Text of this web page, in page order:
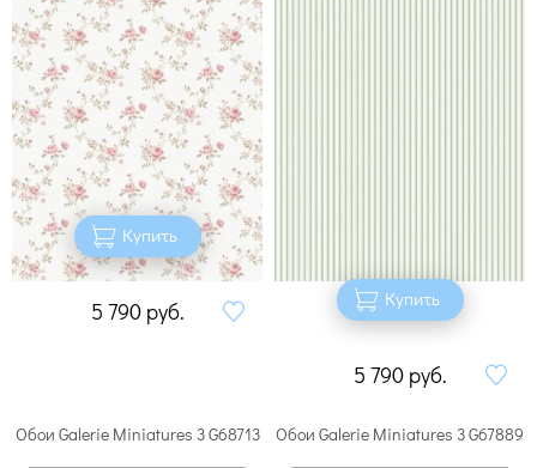
Купить
5 790 руб. Купить
5 790 руб.
Обои Galerie Miniatures 3 G68713
Обои Galerie Miniatures 3 G67889